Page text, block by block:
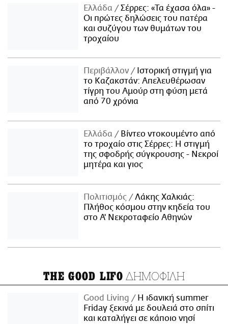
Ελλάδα
Σέρρες: «Τα έχασα όλα» -
Οι πρώτες δηλώσεις του πατέρα
και συζύγου των θυμάτων του
τροχαίου
Περιβάλλον
Ιστορική στιγμή για
το Καζακστάν: Απελευθέρωσαν
τίγρη του Αμούρ στη φύση μετά
από 70 χρόνια
Ελλάδα
Βίντεο ντοκουμέντο από
το τροχαίο στις Σέρρες: Η στιγμή
της σφοδρής σύγκρουσης - Νεκροί
μητέρα και γιος
Πολιτισμός
Λάκης Χαλκιάς:
Πλήθος κόσμου στην κηδεία του
στο Α' Νεκροταφείο Αθηνών
THE GOOD LIFO ΔΗΜΟΦΙΛΗ
Good Living
Η ιδανική summer
Friday ξεκινά με δουλειά στο σπίτι
και καταλήγει σε κάποιο νησί